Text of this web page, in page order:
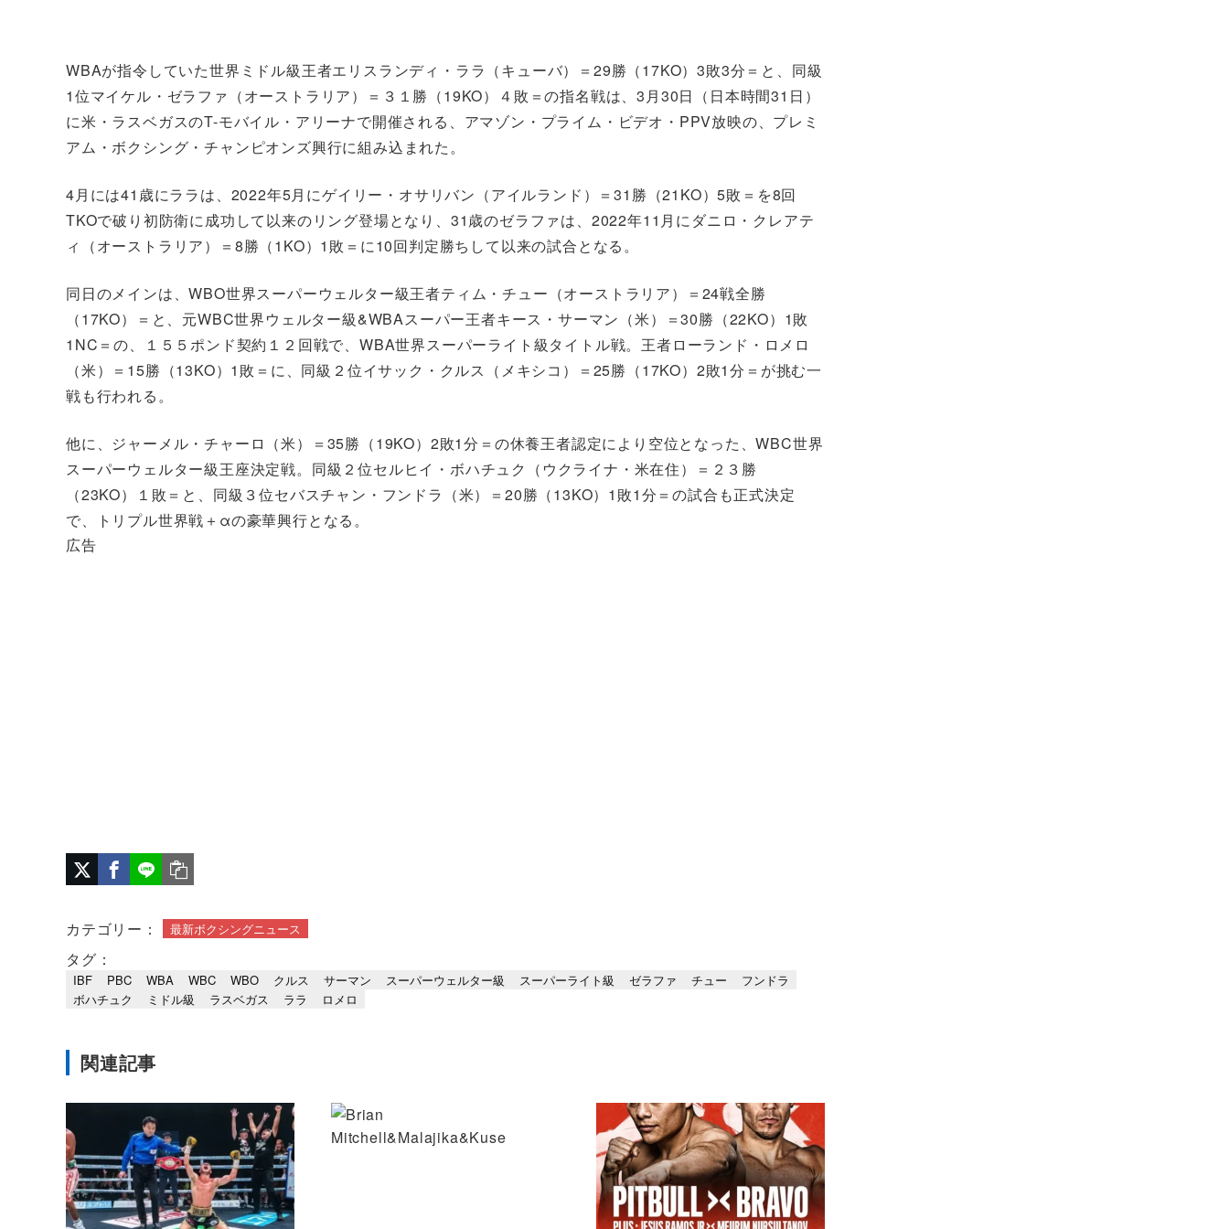
WBAが指令していた世界ミドル級王者エリスランディ・ララ（キューバ）＝29勝（17KO）3敗3分＝と、同級
1位マイケル・ゼラファ（オーストラリア）＝３１勝（19KO）４敗＝の指名戦は、3月30日（日本時間31日）
に米・ラスベガスのT-モバイル・アリーナで開催される、アマゾン・プライム・ビデオ・PPV放映の、プレミ
アム・ボクシング・チャンピオンズ興行に組み込まれた。
4月には41歳にララは、2022年5月にゲイリー・オサリバン（アイルランド）＝31勝（21KO）5敗＝を8回
TKOで破り初防衛に成功して以来のリング登場となり、31歳のゼラファは、2022年11月にダニロ・クレアテ
ィ（オーストラリア）＝8勝（1KO）1敗＝に10回判定勝ちして以来の試合となる。
同日のメインは、WBO世界スーパーウェルター級王者ティム・チュー（オーストラリア）＝24戦全勝
（17KO）＝と、元WBC世界ウェルター級&WBAスーパー王者キース・サーマン（米）＝30勝（22KO）1敗
1NC＝の、１５５ポンド契約１２回戦で、WBA世界スーパーライト級タイトル戦。王者ローランド・ロメロ
（米）＝15勝（13KO）1敗＝に、同級２位イサック・クルス（メキシコ）＝25勝（17KO）2敗1分＝が挑む一
戦も行われる。
他に、ジャーメル・チャーロ（米）＝35勝（19KO）2敗1分＝の休養王者認定により空位となった、WBC世界
スーパーウェルター級王座決定戦。同級２位セルヒイ・ボハチュク（ウクライナ・米在住）＝２３勝
（23KO）１敗＝と、同級３位セバスチャン・フンドラ（米）＝20勝（13KO）1敗1分＝の試合も正式決定
で、トリプル世界戦＋αの豪華興行となる。
広告
カテゴリー： 最新ボクシングニュース
タグ：
IBF PBC WBA WBC WBO クルス サーマン スーパーウェルター級 スーパーライト級 ゼラファ チュー
フンドラ
ボハチュク
ミドル級 ラスベガス ララ ロメロ
関連記事